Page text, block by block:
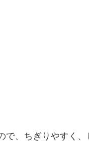
で、ちぎりやすく、